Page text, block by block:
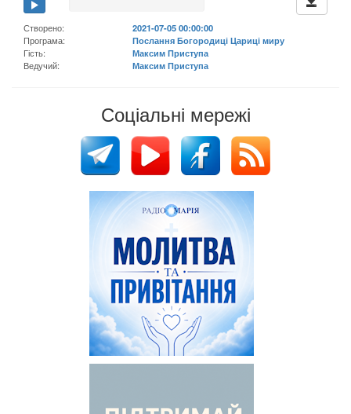
Створено:
2021-07-05 00:00:00
Програма:
Послання Богородиці Цариці миру
Гість:
Максим Приступа
Ведучий:
Максим Приступа
Соціальні мережі